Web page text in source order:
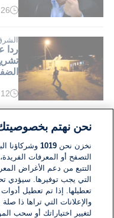
وقت
26 مارس 2023
ردا
وقت
دقيقة.
12 فبراير 2023
وقت
5}
06 أكتوبر 2022
نحن نهتم
نخزن نحن1019 وشركاؤنا
التصفح أو المعرفات
التتبع من دعم الأغراض
التي يجب توفيرها. سيؤدي
تعطيلها. إذا تم تعطيل
والإعلانات التي تراها ذا
لتغيير اختياراتك أو سحب